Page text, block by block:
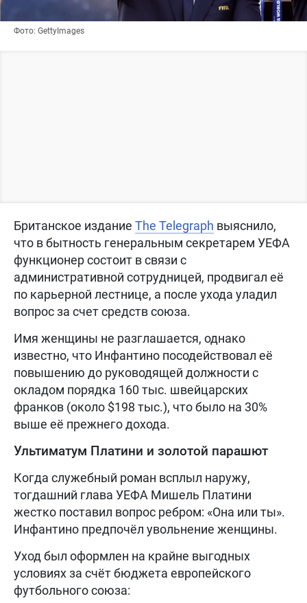
Фото: GettyImages
Британское издание The Telegraph выяснило,
что в бытность генеральным секретарем УЕФА
функционер состоит в связи с
административной сотрудницей, продвигал её
по карьерной лестнице, а после ухода уладил
вопрос за счет средств союза.
Имя женщины не разглашается, однако
известно, что Инфантино посодействовал её
повышению до руководящей должности с
окладом порядка 160 тыс. швейцарских
франков (около $198 тыс.), что было на 30%
выше её прежнего дохода.
Ультиматум Платини и золотой парашют
Когда служебный роман всплыл наружу,
тогдашний глава УЕФА Мишель Платини
жестко поставил вопрос ребром: «Она или ты».
Инфантино предпочёл увольнение женщины.
Уход был оформлен на крайне выгодных
условиях за счёт бюджета европейского
футбольного союза: